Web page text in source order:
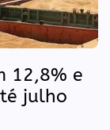
12,8% e
julho